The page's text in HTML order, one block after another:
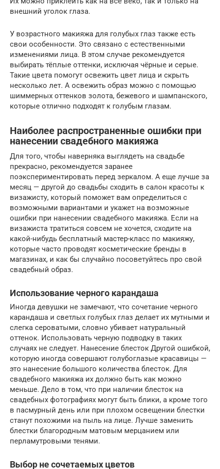
внешний уголок глаза.
У возрастного макияжа для голубых глаз также есть
свои особенности. Это связано с естественными
изменениями лица. В этом случае рекомендуется
выбирать тёплые оттенки, исключая чёрные и серые.
Такие цвета помогут освежить цвет лица и скрыть
несколько лет. А освежить образ можно с помощью
шиммерных оттенков золота, бежевого и шампанского,
которые отлично подходят к голубым глазам.
Наиболее распространенные ошибки при
нанесении свадебного макияжа
Для того, чтобы наверняка выглядеть на свадьбе
прекрасно, рекомендуется заранее
поэкспериментировать перед зеркалом. А еще лучше за
месяц — другой до свадьбы сходить в салон красоты к
визажисту, который поможет вам определиться с
возможными вариантами и укажет на возможные
ошибки при нанесении свадебного макияжа. Если на
визажиста тратиться совсем не хочется, сходите на
какой-нибудь бесплатный мастер-класс по макияжу,
которые часто проводят косметические бренды в
магазинах, и как бы случайно посоветуйтесь про свой
свадебный образ.
Использование черного карандаша
Иногда девушки не замечают, что сочетание черного
карандаша и светлых голубых глаз делает их мутными и
слегка сероватыми, словно убивает натуральный
оттенок. Использовать черную подводку в таких
случаях не следует. Нанесение блесток Другой ошибкой,
которую иногда совершают голубоглазые красавицы —
это нанесение большого количества блесток. Для
свадебного макияжа их должно быть как можно
меньше. Дело в том, что при наличии блесток на
свадебных фотографиях могут быть блики, а кроме того
в пасмурный день или при плохом освещении блестки
станут похожими на пыль на лице. Лучше заменить
блестки благородным матовым мерцанием или
перламутровыми тенями.
Выбор не сочетаемых цветов